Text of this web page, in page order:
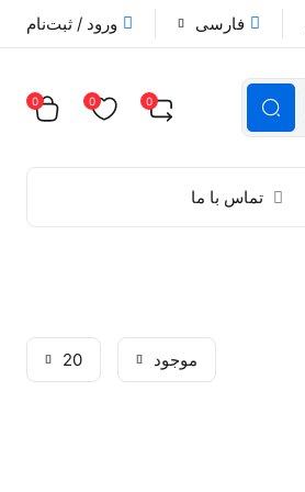
فارسی ورود / ثبت‌نام
0
0
0
تماس با ما
موجود 20